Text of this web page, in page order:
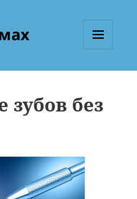
зубов без